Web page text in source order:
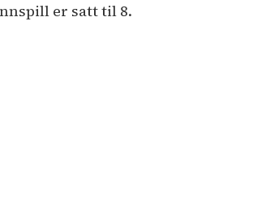
er satt til 8.